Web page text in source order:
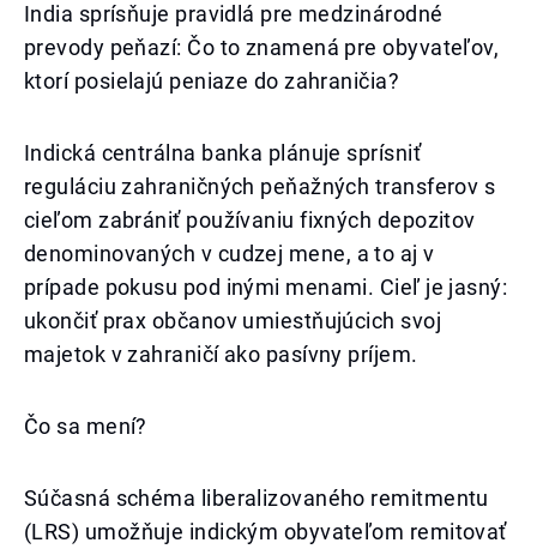
India sprísňuje pravidlá pre medzinárodné
prevody peňazí: Čo to znamená pre obyvateľov,
ktorí posielajú peniaze do zahraničia?
Indická centrálna banka plánuje sprísniť
reguláciu zahraničných peňažných transferov s
cieľom zabrániť používaniu fixných depozitov
denominovaných v cudzej mene, a to aj v
prípade pokusu pod inými menami. Cieľ je jasný:
ukončiť prax občanov umiestňujúcich svoj
majetok v zahraničí ako pasívny príjem.
Čo sa mení?
Súčasná schéma liberalizovaného remitmentu
(LRS) umožňuje indickým obyvateľom remitovať